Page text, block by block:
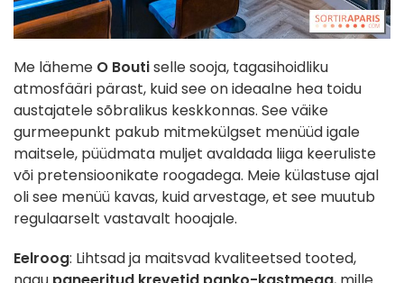
Me läheme O Boutiselle sooja, tagasihoidliku
atmosfääri pärast, kuid see on ideaalne hea toidu
austajatele sõbralikus keskkonnas. See väike
gurmeepunkt pakub mitmekülgset menüüd igale
maitsele, püüdmata muljet avaldada liiga keeruliste
või pretensioonikate roogadega. Meie külastuse ajal
oli see menüü kavas, kuid arvestage, et see muutub
regulaarselt vastavalt hooajale.
Eelroog: Lihtsad ja maitsvad kvaliteetsed tooted,